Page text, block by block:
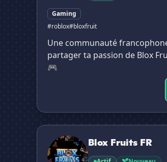
Gaming
#roblox#bloxfruit
Une communauté
partager ta passion de Blox
🎮
Blox Fruits FR
Blox Fruits FR